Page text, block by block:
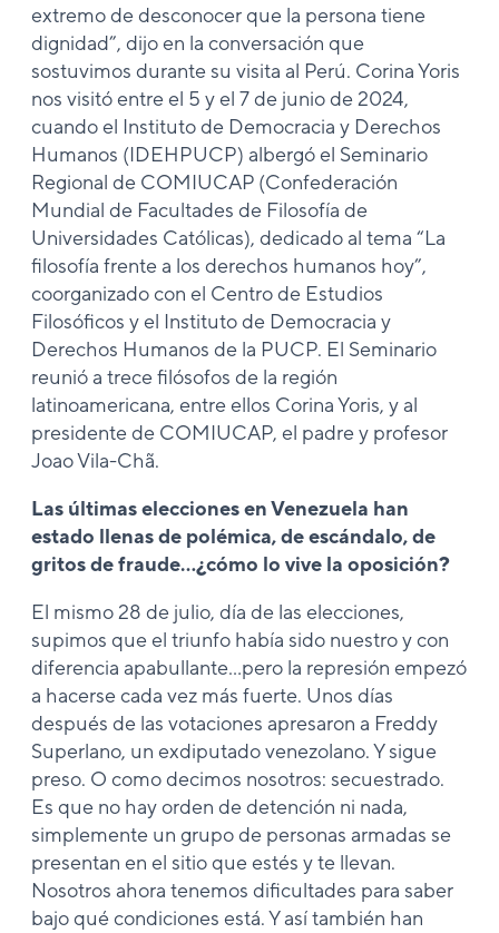
extremo de desconocer que la persona tiene
dignidad”, dijo en la conversación que
sostuvimos durante su visita al Perú. Corina Yoris
nos visitó entre el 5 y el 7 de junio de 2024,
cuando el Instituto de Democracia y Derechos
Humanos (IDEHPUCP) albergó el Seminario
Regional de COMIUCAP (Confederación
Mundial de Facultades de Filosofía de
Universidades Católicas), dedicado al tema “La
filosofía frente a los derechos humanos hoy”,
coorganizado con el Centro de Estudios
Filosóficos y el Instituto de Democracia y
Derechos Humanos de la PUCP. El Seminario
reunió a trece filósofos de la región
latinoamericana, entre ellos Corina Yoris, y al
presidente de COMIUCAP, el padre y profesor
Joao Vila-Chã.
Las últimas elecciones en Venezuela han
estado llenas de polémica, de escándalo, de
gritos de fraude…¿cómo lo vive la oposición?
El mismo 28 de julio, día de las elecciones,
supimos que el triunfo había sido nuestro y con
diferencia apabullante…pero la represión empezó
a hacerse cada vez más fuerte. Unos días
después de las votaciones apresaron a Freddy
Superlano, un exdiputado venezolano. Y sigue
preso. O como decimos nosotros: secuestrado.
Es que no hay orden de detención ni nada,
simplemente un grupo de personas armadas se
presentan en el sitio que estés y te llevan.
Nosotros ahora tenemos dificultades para saber
bajo qué condiciones está. Y así también han